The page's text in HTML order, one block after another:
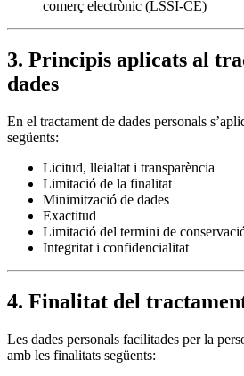
comerç electrònic (LSSI-CE)
3. Principis aplicats al
dades
En el tractament de dades personals
següents:
Licitud, lleialtat i transparència
Limitació de la finalitat
Minimització de dades
Exactitud
Limitació del termini de
Integritat i confidencialitat
4. Finalitat del
Les dades personals facilitades per la
amb les finalitats següents: